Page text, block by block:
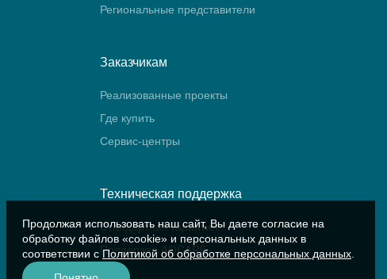
Региональные представители
Заказчикам
Реализованные проекты
Где купить
Сервис-центры
Техническая поддержка
Стандартная гарантия
Поддержка AQCARE
Продолжая использовать наш сайт, Вы даете согласие на
обработку файлов «cookie» и персональных данных в
соответствии сПолитикой об обработке персональных данных